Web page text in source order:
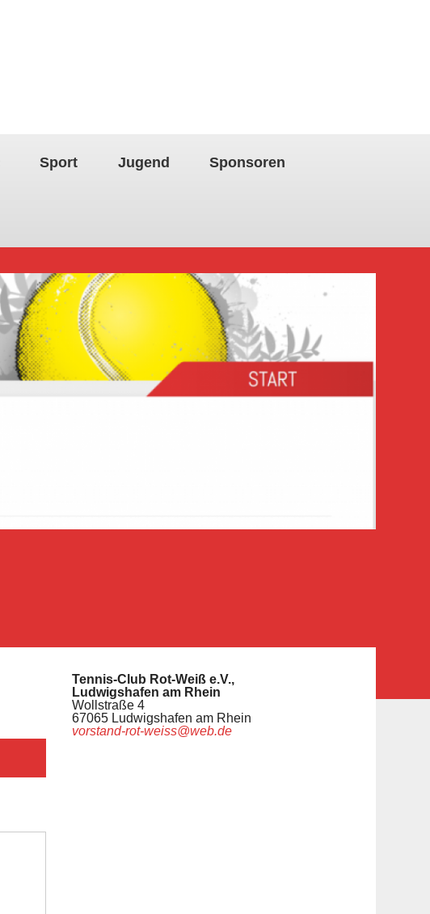
Sport Jugend Sponsoren
Tennis-Club Rot-Weiß e.V.,
Ludwigshafen am Rhein
Wollstraße 4
67065 Ludwigshafen am Rhein
vorstand-rot-weiss@web.de